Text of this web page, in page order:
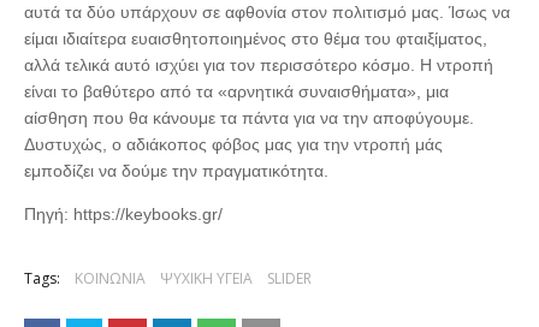
αυτά τα δύο υπάρχουν σε αφθονία στον πολιτισμό μας. Ίσως να
είμαι ιδιαίτερα ευαισθητοποιημένος στο θέμα του φταιξίματος,
αλλά τελικά αυτό ισχύει για τον περισσότερο κόσμο. Η ντροπή
είναι το βαθύτερο από τα «αρνητικά συναισθήματα», μια
αίσθηση που θα κάνουμε τα πάντα για να την αποφύγουμε.
Δυστυχώς, ο αδιάκοπος φόβος μας για την ντροπή μάς
εμποδίζει να δούμε την πραγματικότητα.
Πηγή: https://keybooks.gr/
Tags: ΚΟΙΝΩΝΙΑ ΨΥΧΙΚΗ ΥΓΕΙΑ SLIDER